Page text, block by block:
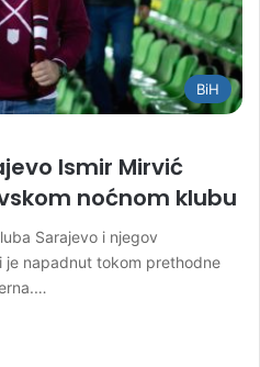
BiH
Ismir Mirvić
noćnom klubu
Sarajevo i njegov
napadnut tokom prethodne